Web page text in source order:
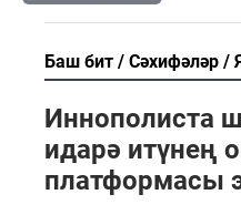
Баш бит Сәхифәләр
Иннополиста
идарә итүнең
платформасы